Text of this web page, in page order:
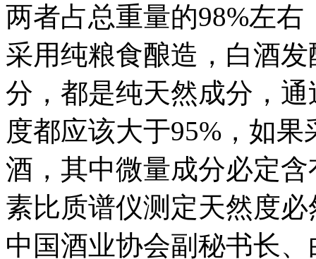
两者占总重量的98%左
采用纯粮食酿造，白酒
分，都是纯天然成分，
度都应该大于95%，如
酒，其中微量成分必定
素比质谱仪测定天然度必
中国酒业协会副秘书长